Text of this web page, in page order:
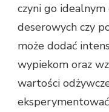
czyni go
deserowych czy
może dodać
wypiekom oraz
wartości